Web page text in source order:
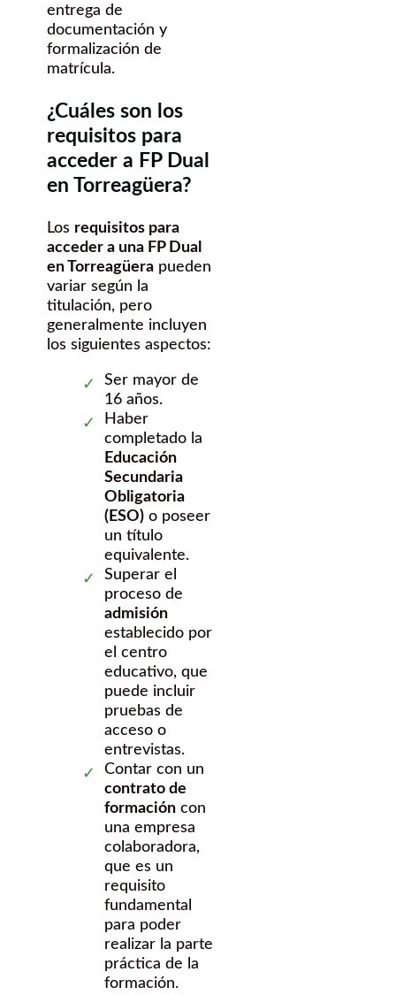
entrega de
documentación y
formalización de
matrícula.
¿Cuáles son los
requisitos para
acceder a FP Dual
en Torreagüera?
Los requisitos para
acceder a una FP Dual
en Torreagüera pueden
variar según la
titulación, pero
generalmente incluyen
los siguientes aspectos:
Ser mayor de
16 años.
Haber
completado la
Educación
Secundaria
Obligatoria
(ESO) o poseer
un título
equivalente.
Superar el
proceso de
admisión
establecido por
el centro
educativo, que
puede incluir
pruebas de
acceso o
entrevistas.
Contar con un
contrato de
formación con
una empresa
colaboradora,
que es un
requisito
fundamental
para poder
realizar la parte
práctica de la
formación.